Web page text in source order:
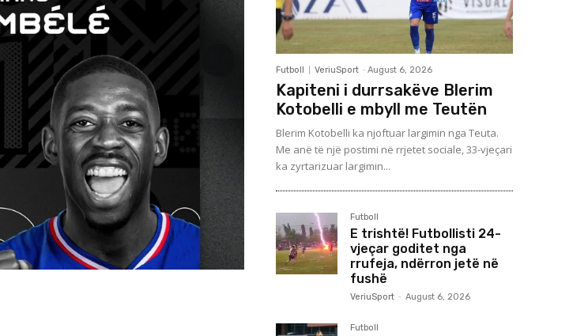
Futboll VeriuSport - August 6, 2026
Kapiteni i durrsakëve Blerim
Kotobelli e mbyll me Teutën
Blerim Kotobelli ka njoftuar largimin nga Teuta.
Me anë të një postimi në rrjetet sociale, 33-vjeçari
ka zyrtarizuar largimin...
Futboll
E trishtë! Futbollisti 24-
vjeçar goditet nga
rrufeja, ndërron jetë në
fushë
VeriuSport - August 6, 2026
Futboll